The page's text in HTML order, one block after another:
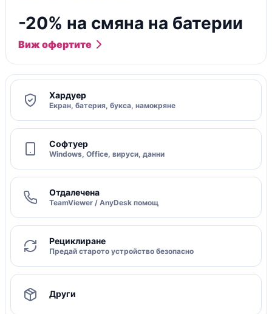
-20% на смяна на батерии
Виж офертите
Хардуер
Екран, батерия, букса, намокряне
Софтуер
Windows, Office, вируси, данни
Отдалечена
TeamViewer / AnyDesk помощ
Рециклиране
Предай старото устройство безопасно
Други